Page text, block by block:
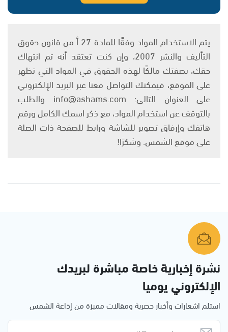
يتم الاستخدام المواد وفقًا للمادة 27 أ من قانون حقوق
التأليف والنشر 2007، وإن كنت تعتقد أنه تم انتهاك
حقك، بصفتك مالكًا لهذه الحقوق في المواد التي تظهر
على الموقع، فيمكنك التواصل معنا عبر البريد الإلكتروني
على العنوان التالي: info@ashams.com والطلب
بالتوقف عن استخدام المواد، مع ذكر اسمك الكامل ورقم
هاتفك وإرفاق تصوير للشاشة ورابط للصفحة ذات الصلة
على موقع الشمس. وشكرًا!
نشرة إخبارية خاصة مباشرة لبريدك
الإلكتروني يوميا
استلم اشعارات وأخبار حصرية ومقالات مميزة من إذاعة الشمس